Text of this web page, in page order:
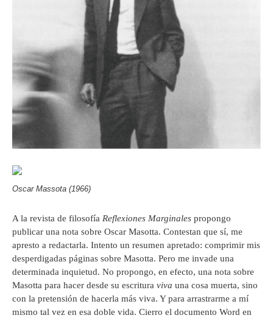
Oscar Massota (1966)
A la revista de filosofía Reflexiones Marginales propongo
publicar una nota sobre Oscar Masotta. Contestan que sí, me
apresto a redactarla. Intento un resumen apretado: comprimir mis
desperdigadas páginas sobre Masotta. Pero me invade una
determinada inquietud. No propongo, en efecto, una nota sobre
Masotta para hacer desde su escritura viva una cosa muerta, sino
con la pretensión de hacerla más viva. Y para arrastrarme a mí
mismo tal vez en esa doble vida. Cierro el documento Word en